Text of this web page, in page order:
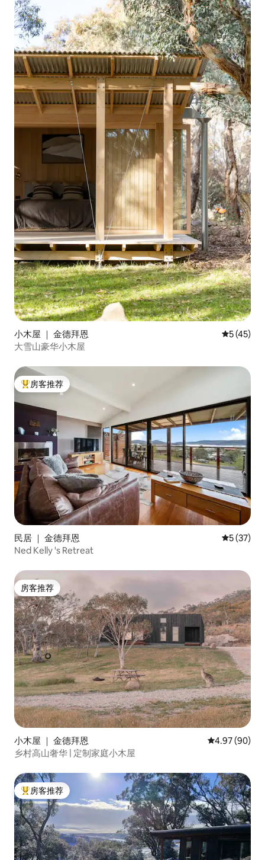
小木屋 ｜ 金德拜恩 平均评分
5 (45)
大雪山豪华小木屋
热门「房客推荐」
房客推荐
民居 ｜ 金德拜恩 平均评分
5 (37)
Ned Kelly 's Retreat
房客推荐
房客推荐
小木屋 ｜ 金德拜恩 平均评分 4.97
4.97 (90)
乡村高山奢华 | 定制家庭小木屋
热门「房客推荐」
房客推荐